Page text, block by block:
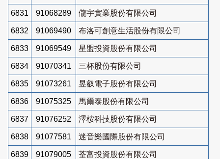
6831 91068289 儱宇實業股份有限公司
6832 91069490 布洛可創意生活股份有限公司
6833 91069549 星盟投資股份有限公司
6834 91070341 三杯股份有限公司
6835 91073261 昱叡電子股份有限公司
6836 91075325 馬爾泰股份有限公司
6837 91076252 澤桉科技股份有限公司
6838 91077581 迷音樂國際股份有限公司
6839 91079005 荃富投資股份有限公司